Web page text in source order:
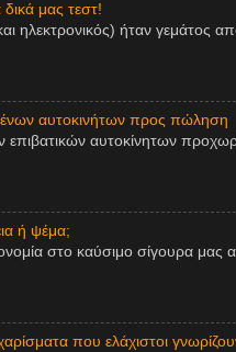
μας τεστ!
ηλεκτρονικός) ήταν γεμάτος
αυτοκινήτων προς πώληση
αυτοκίνητων
ή ψέμα;
στο καύσιμο σίγουρα
που ελάχιστοι